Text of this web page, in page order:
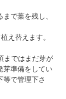
で葉を残し、
え替えます。
まではまだ芽が
芽準備をしてい
等で管理下さ